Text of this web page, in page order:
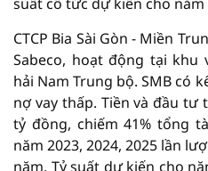
CTCP Bia Sài Gòn - Miền
Sabeco, hoạt động tại khu
hải Nam Trung bộ. SMB có
nợ vay thấp. Tiền và đầu tư
tỷ đồng, chiếm 41% tổng
năm 2023, 2024, 2025 lần
năm. Tỷ suất dự kiến cho